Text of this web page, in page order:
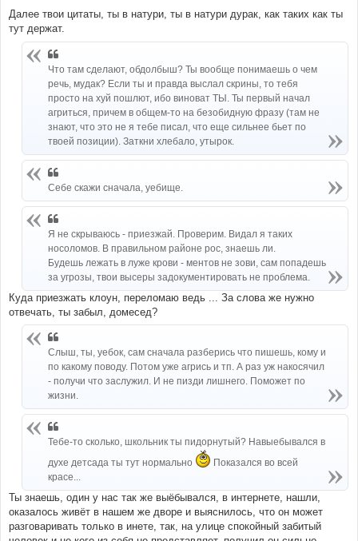
Далее твои цитаты, ты в натури, ты в натури дурак, как таких как ты
тут держат.
Что там сделают, обдолбыш? Ты вообще понимаешь о чем
речь, мудак? Если ты и правда выслал скрины, то тебя
просто на хуй пошлют, ибо виноват ТЫ. Ты первый начал
агриться, причем в общем-то на безобидную фразу (там не
знают, что это не я тебе писал, что еще сильнее бьет по
твоей позиции). Заткни хлебало, утырок.
Себе скажи сначала, уебище.
Я не скрываюсь - приезжай. Проверим. Видал я таких
носоломов. В правильном районе рос, знаешь ли.
Будешь лежать в луже крови - ментов не зови, сам попадешь
за угрозы, твои высеры задокументировать не проблема.
Куда приезжать клоун, переломаю ведь ... За слова же нужно
отвечать, ты забыл, домесед?
Слыш, ты, уебок, сам сначала разберись что пишешь, кому и
по какому поводу. Потом уже агрись и тп. А раз уж накосячил
- получи что заслужил. И не пизди лишнего. Поможет по
жизни.
Тебе-то сколько, школьник ты пидорнутый? Навыебывался в
духе детсада ты тут нормально
Показался во всей
красе...
Ты знаешь, один у нас так же выёбывался, в интернете, нашли,
оказалось живёт в нашем же дворе и выяснилось, что он может
разговаривать только в инете, так, на улице спокойный забитый